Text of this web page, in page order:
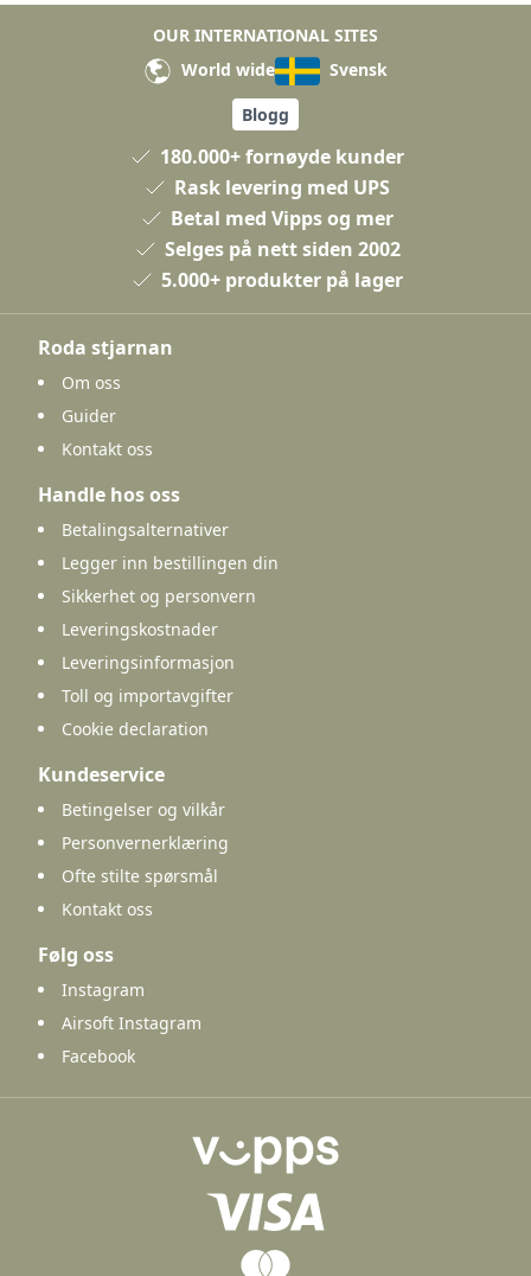
OUR INTERNATIONAL SITES
World wide
Svensk
Blogg
180.000+ fornøyde kunder
Rask levering med UPS
Betal med Vipps og mer
Selges på nett siden 2002
5.000+ produkter på lager
Roda stjarnan
Om oss
Guider
Kontakt oss
Handle hos oss
Betalingsalternativer
Legger inn bestillingen din
Sikkerhet og personvern
Leveringskostnader
Leveringsinformasjon
Toll og importavgifter
Cookie declaration
Kundeservice
Betingelser og vilkår
Personvernerklæring
Ofte stilte spørsmål
Kontakt oss
Følg oss
Instagram
Airsoft Instagram
Facebook